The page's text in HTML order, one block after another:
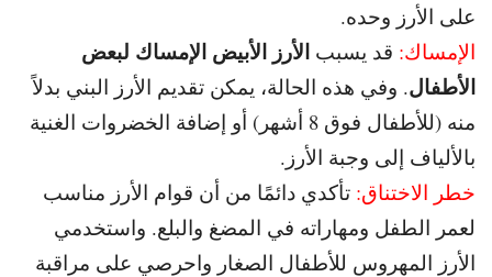
على الأرز وحده.
الإمساك: قد يسبب الأرز الأبيض الإمساك لبعض
الأطفال. وفي هذه الحالة، يمكن تقديم الأرز البني بدلاً
منه (للأطفال
فوق 8 أشهر) أو إضافة الخضروات الغنية
بالألياف إلى وجبة الأرز.
خطر الاختناق: تأكدي دائمًا من أن قوام الأرز مناسب
لعمر الطفل ومهاراته في المضغ والبلع. واستخدمي
الأرز المهروس للأطفال الصغار واحرصي على مراقبة